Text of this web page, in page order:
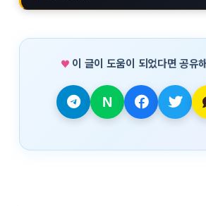
이 글이 도움이 되었다면 공유